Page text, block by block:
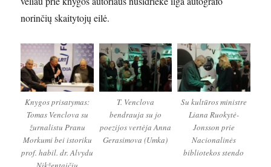
norinčių skaitytojų eilė.
Knygos prisatymas:
Tomas Venclova su
žurnalistu Pranu
Morkumi bei istoriku
prof. habil. dr. Alvydu
T. Venclova
bendrauja su jo
poezijos vertėja Anna
Gerasimova (Umka)
Su kultūros ministre
Liana Ruokytė-
Jonsson prie
Nacionalinės
bibliotekos stendo